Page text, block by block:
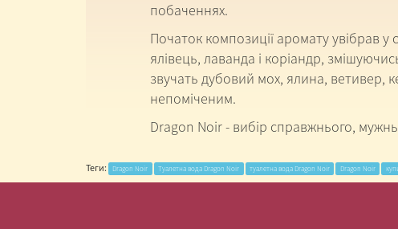
побаченнях.
Початок композиції аромату увібрав
ялівець, лаванда і коріандр,
звучать дубовий мох, ялина, ветивер,
непоміченим.
Dragon Noir - вибір справжнього,
Теги: Dragon Noir Туалетна вода Dragon Noir туалетна вода Dragon Noir Dragon Noir